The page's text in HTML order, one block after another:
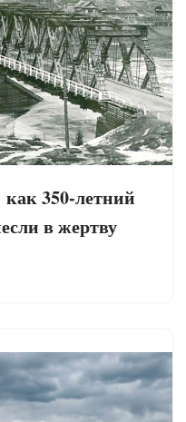
350-летний
в жертву